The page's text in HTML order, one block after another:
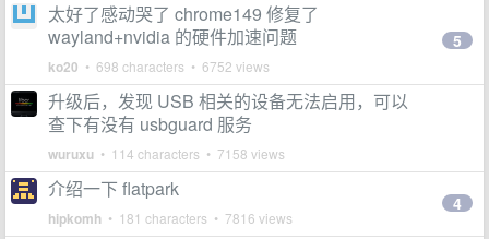
太好了感动哭了 chrome149 修复了
wayland+nvidia 的硬件加速问题
ko20 • 698 characters • 6752 views
5
升级后，发现 USB 相关的设备无法启用，可以
查下有没有 usbguard 服务
wuruxu • 114 characters • 7158 views
介绍一下 flatpark
hipkomh • 181 characters • 7816 views
4